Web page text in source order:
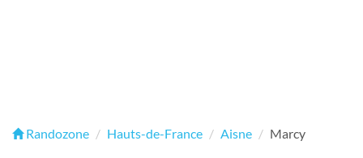
Randozone Hauts-de-France Aisne Marcy